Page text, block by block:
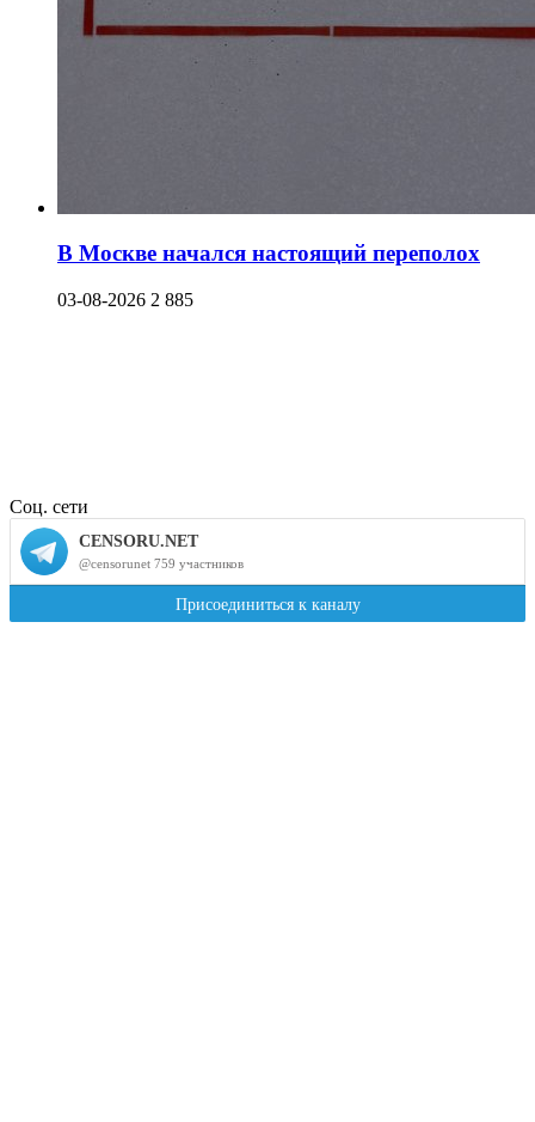
В Москве начался настоящий переполох
03-08-2026 2 885
Соц. сети